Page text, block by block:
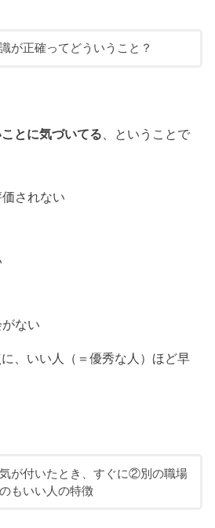
が正確ってどういうこと？
とに気づいてる 、ということで
されない
ない
、いい人（＝優秀な人）ほど早
が付いたとき、すぐに②別の職場
もいい人の特徴